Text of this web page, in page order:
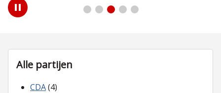
Play
/
Alle partijen
CDA(4)